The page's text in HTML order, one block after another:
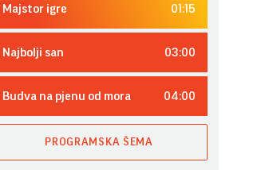
Majstor igre 01:15
Najbolji san 03:00
Budva na pjenu od mora 04:00
PROGRAMSKA ŠEMA